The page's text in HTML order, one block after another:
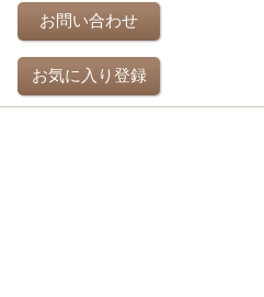
お問い合わせ
お気に入り登録